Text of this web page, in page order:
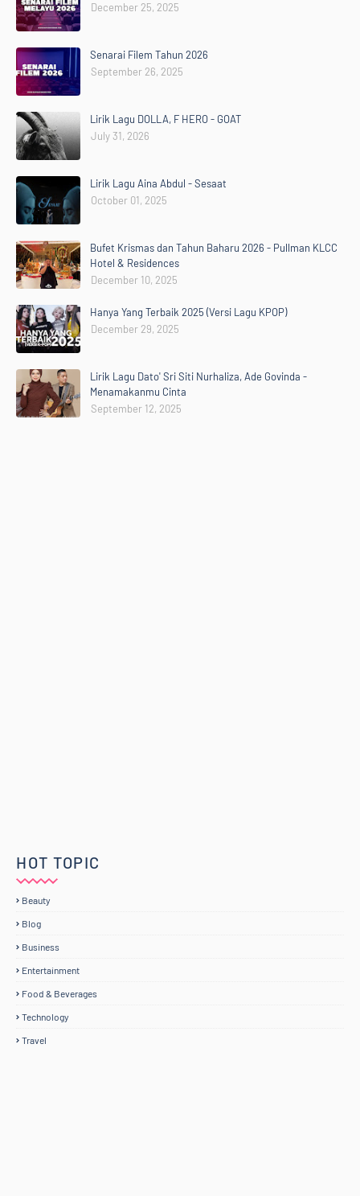
December 25, 2025
Senarai Filem Tahun 2026
September 26, 2025
Lirik Lagu DOLLA, F HERO - GOAT
July 31, 2026
Lirik Lagu Aina Abdul - Sesaat
October 01, 2025
Bufet Krismas dan Tahun Baharu 2026 - Pullman KLCC
Hotel & Residences
December 10, 2025
Hanya Yang Terbaik 2025 (Versi Lagu KPOP)
December 29, 2025
Lirik Lagu Dato' Sri Siti Nurhaliza, Ade Govinda -
Menamakanmu Cinta
September 12, 2025
HOT TOPIC
Beauty
Blog
Business
Entertainment
Food & Beverages
Technology
Travel